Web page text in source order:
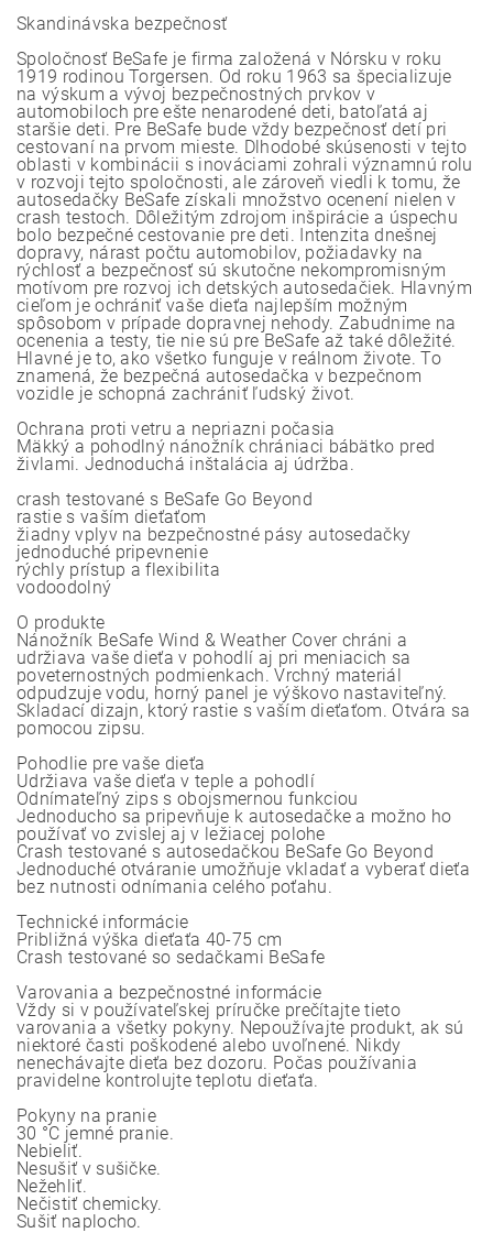
Skandinávska bezpečnosť
Spoločnosť BeSafe je firma založená v Nórsku v roku
1919 rodinou Torgersen. Od roku 1963 sa špecializuje
na výskum a vývoj bezpečnostných prvkov v
automobiloch pre ešte nenarodené deti, batoľatá aj
staršie deti. Pre BeSafe bude vždy bezpečnosť detí pri
cestovaní na prvom mieste. Dlhodobé skúsenosti v tejto
oblasti v kombinácii s inováciami zohrali významnú rolu
v rozvoji tejto spoločnosti, ale zároveň viedli k tomu, že
autosedačky BeSafe získali množstvo ocenení nielen v
crash testoch. Dôležitým zdrojom inšpirácie a úspechu
bolo bezpečné cestovanie pre deti. Intenzita dnešnej
dopravy, nárast počtu automobilov, požiadavky na
rýchlosť a bezpečnosť sú skutočne nekompromisným
motívom pre rozvoj ich detských autosedačiek. Hlavným
cieľom je ochrániť vaše dieťa najlepším možným
spôsobom v prípade dopravnej nehody. Zabudnime na
ocenenia a testy, tie nie sú pre BeSafe až také dôležité.
Hlavné je to, ako všetko funguje v reálnom živote. To
znamená, že bezpečná autosedačka v bezpečnom
vozidle je schopná zachrániť ľudský život.
Ochrana proti vetru a nepriazni počasia
Mäkký a pohodlný nánožník chrániaci bábätko pred
živlami. Jednoduchá inštalácia aj údržba.
crash testované s BeSafe Go Beyond
rastie s vaším dieťaťom
žiadny vplyv na bezpečnostné pásy autosedačky
jednoduché pripevnenie
rýchly prístup a flexibilita
vodoodolný
O produkte
Nánožník BeSafe Wind & Weather Cover chráni a
udržiava vaše dieťa v pohodlí aj pri meniacich sa
poveternostných podmienkach. Vrchný materiál
odpudzuje vodu, horný panel je výškovo nastaviteľný.
Skladací dizajn, ktorý rastie s vaším dieťaťom. Otvára sa
pomocou zipsu.
Pohodlie pre vaše dieťa
Udržiava vaše dieťa v teple a pohodlí
Odnímateľný zips s obojsmernou funkciou
Jednoducho sa pripevňuje k autosedačke a možno ho
používať vo zvislej aj v ležiacej polohe
Crash testované s autosedačkou BeSafe Go Beyond
Jednoduché otváranie umožňuje vkladať a vyberať dieťa
bez nutnosti odnímania celého poťahu.
Technické informácie
Približná výška dieťaťa 40-75 cm
Crash testované so sedačkami BeSafe
Varovania a bezpečnostné informácie
Vždy si v používateľskej príručke prečítajte tieto
varovania a všetky pokyny. Nepoužívajte produkt, ak sú
niektoré časti poškodené alebo uvoľnené. Nikdy
nenechávajte dieťa bez dozoru. Počas používania
pravidelne kontrolujte teplotu dieťaťa.
Pokyny na pranie
30 °C jemné pranie.
Nebieliť.
Nesušiť v sušičke.
Nežehliť.
Nečistiť chemicky.
Sušiť naplocho.